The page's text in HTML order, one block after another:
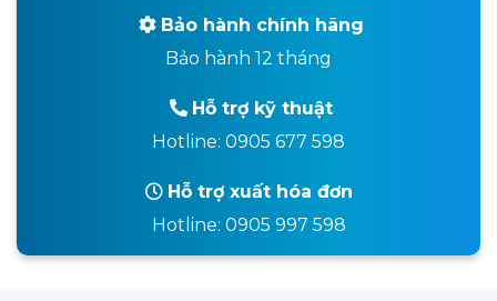
Bảo hành chính hãng
Bảo hành 12 tháng
Hỗ trợ kỹ thuật
Hotline: 0905 677 598
Hỗ trợ xuất hóa đơn
Hotline: 0905 997 598